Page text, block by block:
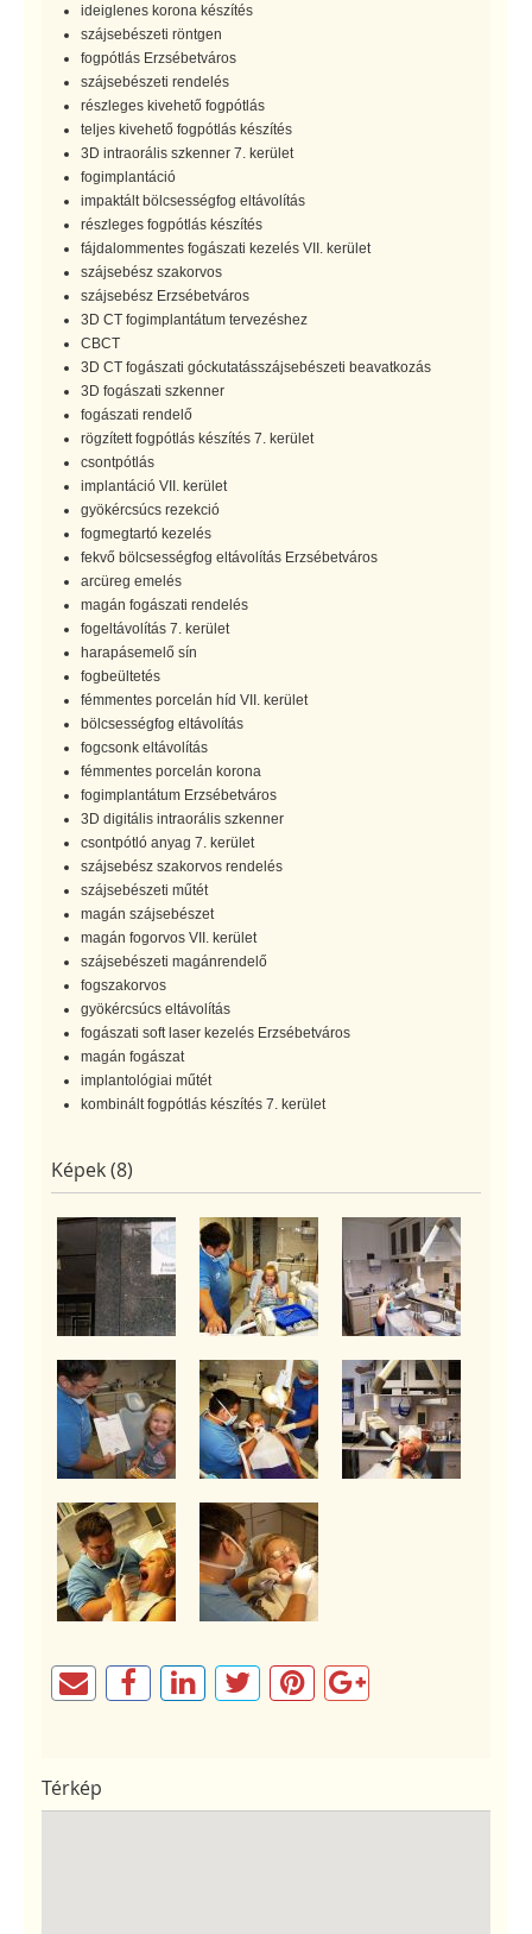
ideiglenes korona készítés
szájsebészeti röntgen
fogpótlás Erzsébetváros
szájsebészeti rendelés
részleges kivehető fogpótlás
teljes kivehető fogpótlás készítés
3D intraorális szkenner 7. kerület
fogimplantáció
impaktált bölcsességfog eltávolítás
részleges fogpótlás készítés
fájdalommentes fogászati kezelés VII. kerület
szájsebész szakorvos
szájsebész Erzsébetváros
3D CT fogimplantátum tervezéshez
CBCT
3D CT fogászati góckutatásszájsebészeti beavatkozás
3D fogászati szkenner
fogászati rendelő
rögzített fogpótlás készítés 7. kerület
csontpótlás
implantáció VII. kerület
gyökércsúcs rezekció
fogmegtartó kezelés
fekvő bölcsességfog eltávolítás Erzsébetváros
arcüreg emelés
magán fogászati rendelés
fogeltávolítás 7. kerület
harapásemelő sín
fogbeültetés
fémmentes porcelán híd VII. kerület
bölcsességfog eltávolítás
fogcsonk eltávolítás
fémmentes porcelán korona
fogimplantátum Erzsébetváros
3D digitális intraorális szkenner
csontpótló anyag 7. kerület
szájsebész szakorvos rendelés
szájsebészeti műtét
magán szájsebészet
magán fogorvos VII. kerület
szájsebészeti magánrendelő
fogszakorvos
gyökércsúcs eltávolítás
fogászati soft laser kezelés Erzsébetváros
magán fogászat
implantológiai műtét
kombinált fogpótlás készítés 7. kerület
Képek (8)
Térkép